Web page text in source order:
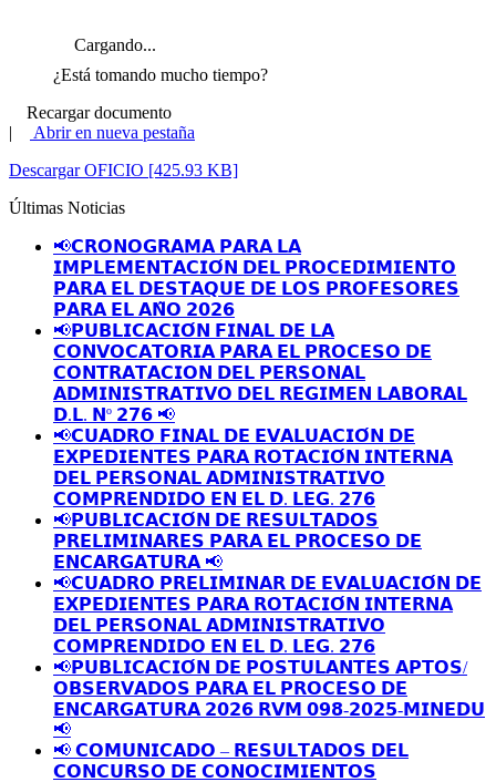
Cargando...
¿Está tomando mucho tiempo?
Recargar documento
|
Abrir en nueva pestaña
Descargar OFICIO [425.93 KB]
Últimas Noticias
📢𝗖𝗥𝗢𝗡𝗢𝗚𝗥𝗔𝗠𝗔 𝗣𝗔𝗥𝗔 𝗟𝗔
𝗜𝗠𝗣𝗟𝗘𝗠𝗘𝗡𝗧𝗔𝗖𝗜𝗢́𝗡 𝗗𝗘𝗟 𝗣𝗥𝗢𝗖𝗘𝗗𝗜𝗠𝗜𝗘𝗡𝗧𝗢
𝗣𝗔𝗥𝗔 𝗘𝗟 𝗗𝗘𝗦𝗧𝗔𝗤𝗨𝗘 𝗗𝗘 𝗟𝗢𝗦 𝗣𝗥𝗢𝗙𝗘𝗦𝗢𝗥𝗘𝗦
𝗣𝗔𝗥𝗔 𝗘𝗟 𝗔𝗡̃𝗢 𝟮𝟬𝟮𝟲
📢𝗣𝗨𝗕𝗟𝗜𝗖𝗔𝗖𝗜𝗢́𝗡 𝗙𝗜𝗡𝗔𝗟 𝗗𝗘 𝗟𝗔
𝗖𝗢𝗡𝗩𝗢𝗖𝗔𝗧𝗢𝗥𝗜𝗔 𝗣𝗔𝗥𝗔 𝗘𝗟 𝗣𝗥𝗢𝗖𝗘𝗦𝗢 𝗗𝗘
𝗖𝗢𝗡𝗧𝗥𝗔𝗧𝗔𝗖𝗜𝗢𝗡 𝗗𝗘𝗟 𝗣𝗘𝗥𝗦𝗢𝗡𝗔𝗟
𝗔𝗗𝗠𝗜𝗡𝗜𝗦𝗧𝗥𝗔𝗧𝗜𝗩𝗢 𝗗𝗘𝗟 𝗥𝗘𝗚𝗜𝗠𝗘𝗡 𝗟𝗔𝗕𝗢𝗥𝗔𝗟
𝗗.𝗟. 𝗡º 𝟮𝟳𝟲 📢
📢𝗖𝗨𝗔𝗗𝗥𝗢 𝗙𝗜𝗡𝗔𝗟 𝗗𝗘 𝗘𝗩𝗔𝗟𝗨𝗔𝗖𝗜𝗢́𝗡 𝗗𝗘
𝗘𝗫𝗣𝗘𝗗𝗜𝗘𝗡𝗧𝗘𝗦 𝗣𝗔𝗥𝗔 𝗥𝗢𝗧𝗔𝗖𝗜𝗢́𝗡 𝗜𝗡𝗧𝗘𝗥𝗡𝗔
𝗗𝗘𝗟 𝗣𝗘𝗥𝗦𝗢𝗡𝗔𝗟 𝗔𝗗𝗠𝗜𝗡𝗜𝗦𝗧𝗥𝗔𝗧𝗜𝗩𝗢
𝗖𝗢𝗠𝗣𝗥𝗘𝗡𝗗𝗜𝗗𝗢 𝗘𝗡 𝗘𝗟 𝗗. 𝗟𝗘𝗚. 𝟮𝟳𝟲
📢𝗣𝗨𝗕𝗟𝗜𝗖𝗔𝗖𝗜𝗢́𝗡 𝗗𝗘 𝗥𝗘𝗦𝗨𝗟𝗧𝗔𝗗𝗢𝗦
𝗣𝗥𝗘𝗟𝗜𝗠𝗜𝗡𝗔𝗥𝗘𝗦 𝗣𝗔𝗥𝗔 𝗘𝗟 𝗣𝗥𝗢𝗖𝗘𝗦𝗢 𝗗𝗘
𝗘𝗡𝗖𝗔𝗥𝗚𝗔𝗧𝗨𝗥𝗔 📢
📢𝗖𝗨𝗔𝗗𝗥𝗢 𝗣𝗥𝗘𝗟𝗜𝗠𝗜𝗡𝗔𝗥 𝗗𝗘 𝗘𝗩𝗔𝗟𝗨𝗔𝗖𝗜𝗢́𝗡 𝗗𝗘
𝗘𝗫𝗣𝗘𝗗𝗜𝗘𝗡𝗧𝗘𝗦 𝗣𝗔𝗥𝗔 𝗥𝗢𝗧𝗔𝗖𝗜𝗢́𝗡 𝗜𝗡𝗧𝗘𝗥𝗡𝗔
𝗗𝗘𝗟 𝗣𝗘𝗥𝗦𝗢𝗡𝗔𝗟 𝗔𝗗𝗠𝗜𝗡𝗜𝗦𝗧𝗥𝗔𝗧𝗜𝗩𝗢
𝗖𝗢𝗠𝗣𝗥𝗘𝗡𝗗𝗜𝗗𝗢 𝗘𝗡 𝗘𝗟 𝗗. 𝗟𝗘𝗚. 𝟮𝟳𝟲
📢𝗣𝗨𝗕𝗟𝗜𝗖𝗔𝗖𝗜𝗢́𝗡 𝗗𝗘 𝗣𝗢𝗦𝗧𝗨𝗟𝗔𝗡𝗧𝗘𝗦 𝗔𝗣𝗧𝗢𝗦/
𝗢𝗕𝗦𝗘𝗥𝗩𝗔𝗗𝗢𝗦 𝗣𝗔𝗥𝗔 𝗘𝗟 𝗣𝗥𝗢𝗖𝗘𝗦𝗢 𝗗𝗘
𝗘𝗡𝗖𝗔𝗥𝗚𝗔𝗧𝗨𝗥𝗔 𝟮𝟬𝟮𝟲 𝗥𝗩𝗠 𝟬𝟵𝟴-𝟮𝟬𝟮𝟱-𝗠𝗜𝗡𝗘𝗗𝗨
📢
📢 𝗖𝗢𝗠𝗨𝗡𝗜𝗖𝗔𝗗𝗢 – 𝗥𝗘𝗦𝗨𝗟𝗧𝗔𝗗𝗢𝗦 𝗗𝗘𝗟
𝗖𝗢𝗡𝗖𝗨𝗥𝗦𝗢 𝗗𝗘 𝗖𝗢𝗡𝗢𝗖𝗜𝗠𝗜𝗘𝗡𝗧𝗢𝗦